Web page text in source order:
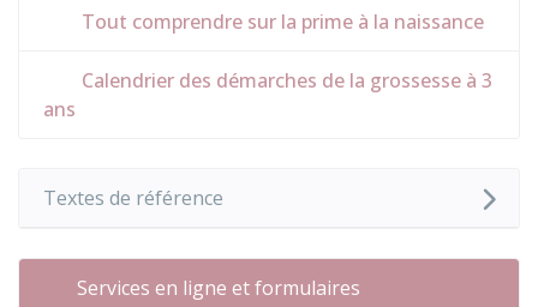
Tout comprendre sur la prime à la naissance
Calendrier des démarches de la grossesse à 3
ans
Textes de référence
Services en ligne et formulaires